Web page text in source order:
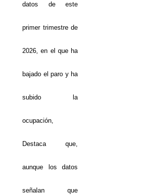
datos de este
primer trimestre de
2026, en el que ha
bajado el paro y ha
subido la
ocupación,
Destaca que,
aunque los datos
señalan que